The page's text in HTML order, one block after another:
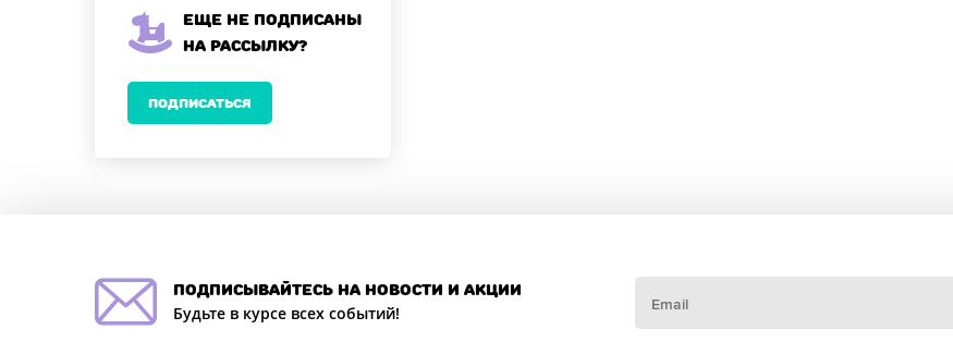
Еще не подписаны
на рассылку?
ПОДПИСАТЬСЯ
подписывайтесь на новости и акции
Будьте в курсе всех событий!